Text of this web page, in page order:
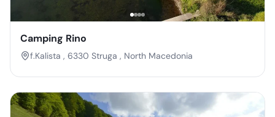
Camping Rino
f.Kalista , 6330 Struga , North Macedonia